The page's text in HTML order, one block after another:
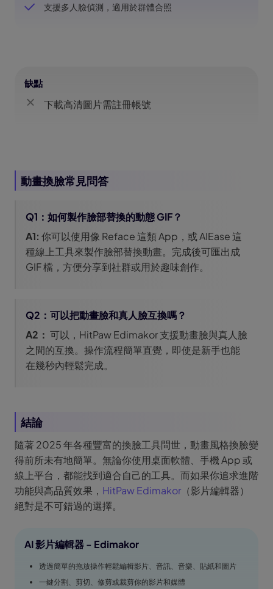
支援多人臉偵測，適用於群體合照
缺點
下載高清圖片需註冊帳號
動畫換臉常見問答
Q1：如何製作臉部替換的動態 GIF？
A1: 你可以使用像 Reface 這類 App，或 AIEase 這
種線上工具來製作臉部替換動畫。完成後可匯出成
GIF 檔，方便分享到社群或用於趣味創作。
Q2：可以把動畫臉和真人臉互換嗎？
A2： 可以，HitPaw Edimakor 支援動畫臉與真人臉
之間的互換。操作流程簡單直覺，即使是新手也能
在幾秒內輕鬆完成。
結論
隨著 2025 年各種豐富的換臉工具問世，動畫風格換臉變
得前所未有地簡單。無論你使用桌面軟體、手機 App 或
線上平台，都能找到適合自己的工具。而如果你追求進階
功能與高品質效果， HitPaw Edimakor （影片編輯器）
絕對是不可錯過的選擇。
AI 影片編輯器 - Edimakor
透過簡單的拖放操作輕鬆編輯影片、音訊、音樂、貼紙和圖片
一鍵分割、剪切、修剪或裁剪你的影片和媒體